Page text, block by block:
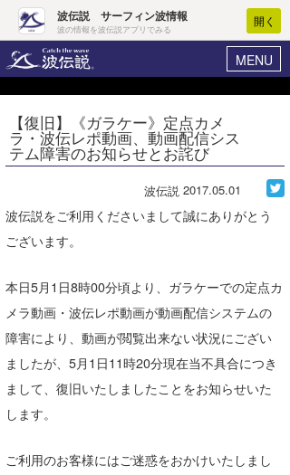
波伝説 サーフィン波情報
波の情報を波伝説アプリでみる
開く
MENU
ヘルプ マイホーム
ログイン
波情報･概況
WAVE HUNTER
気象情報
ニュース
サーフィンエリアガイド
会員メニュー
今月のプレゼント
【復旧】《ガラケー》定点カメ
ラ・波伝レポ動画、動画配信シス
テム障害のお知らせとお詫び
波伝説 2017.05.01
波伝説をご利用くださいまして誠にありがとう
ございます。
本日5月1日8時00分頃より、ガラケーでの定点カ
メラ動画・波伝レポ動画が動画配信システムの
障害により、動画が閲覧出来ない状況にござい
ましたが、5月1日11時20分現在当不具合につき
まして、復旧いたしましたことをお知らせいた
します。
ご利用のお客様にはご迷惑をおかけいたしまし
Core Surf Japan
コンテスト
ファッション/グッズ
アート＆エンタメ
トラベル
ショップ情報
ショップ情報
湘南
千葉北
ウラナミ
お知らせ
その他